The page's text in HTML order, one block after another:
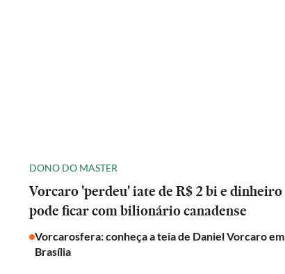
DONO DO MASTER
Vorcaro 'perdeu' iate de R$ 2 bi e dinheiro
pode ficar com bilionário canadense
Vorcarosfera: conheça a teia de Daniel Vorcaro em
Brasília